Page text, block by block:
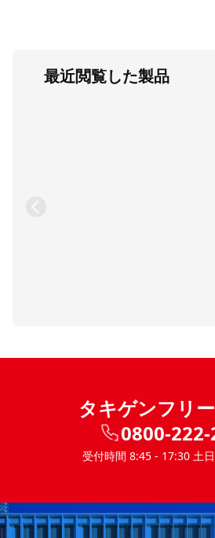
最近閲覧した製品
タキゲンフリ
0800-
受付時間 8:45 - 17:30 土